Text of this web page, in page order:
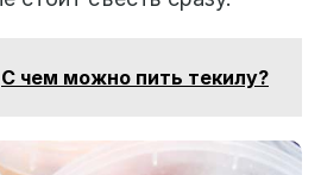
С чем можно пить текилу?